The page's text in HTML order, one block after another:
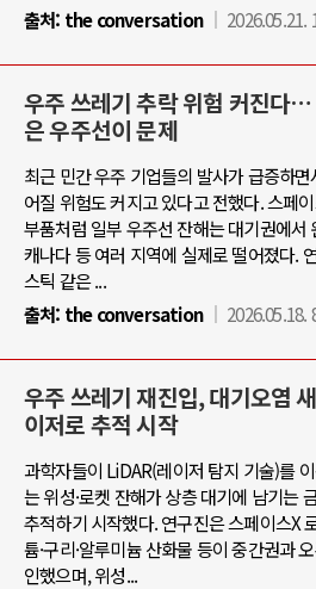
출처: the conversation 2026.05.21.
우주 쓰레기 추락 위험 커진다
은 우주선이 문제
최근 민간 우주 기업들의 발사가 급증하
어질 위험도 커지고 있다고 전했다. 스페
부품처럼 일부 우주선 잔해는 대기권에서
캐나다 등 여러 지역에 실제로 떨어졌다.
스틱 같은 ...
출처: the conversation 2026.05.18.
우주 쓰레기 재진입, 대기오염
이저로 추적 시작
과학자들이 LiDAR(레이저 탐지 기술)를
는 위성·로켓 잔해가 상층 대기에 남기는
추적하기 시작했다. 연구진은 스페이스X
튬·구리·알루미늄 산화물 등이 중간권과
인했으며, 위성...